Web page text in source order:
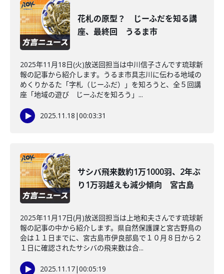
花札の原型？ じーふだを知る講
座、最終回 うるま市
2025年11月18日(火)放送回担当は中川信子さんです琉球新
報の記事から紹介します。うるま市具志川に伝わる地域の
めくりかるた「字札（じーふだ）」を知ろうと、全５回講
座「地域の遊び じーふだを知ろう」...
2025.11.18 |00:03:31
サシバ飛来数約1万1000羽、2年ぶ
り1万羽越えも減少傾向 宮古島
2025年11月17日(月)放送回担当は上地和夫さんです琉球新
報の記事の中から紹介します。県自然保護課と宮古野鳥の
会は１１日までに、宮古島市伊良部島で１０月８日から２
１日に確認されたサシバの飛来数は合...
2025.11.17|00:05:19